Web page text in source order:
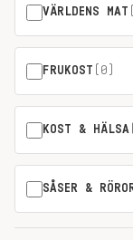
VÄRLDENS MAT
FRUKOST (0)
KOST & HÄLSA
SÅSER &